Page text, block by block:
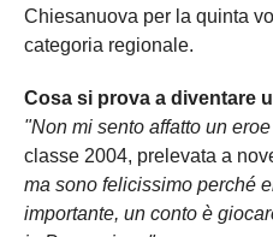
Chiesanuova per la quinta
categoria regionale.
Cosa si prova a diventare
"Non mi sento affatto un eroe
classe 2004, prelevata a
ma sono felicissimo perché
importante, un conto è